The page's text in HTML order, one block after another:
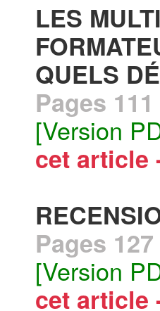
LES
QUELS
Pages
[Version
cet article
Pages 127
[Version
cet article